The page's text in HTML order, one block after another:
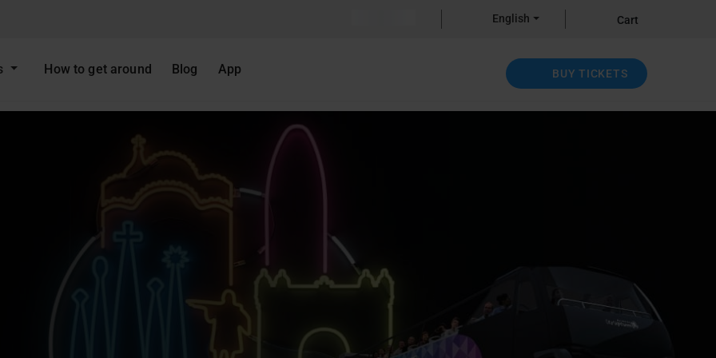
Cart
English
How to get around Blog App BUY TICKETS